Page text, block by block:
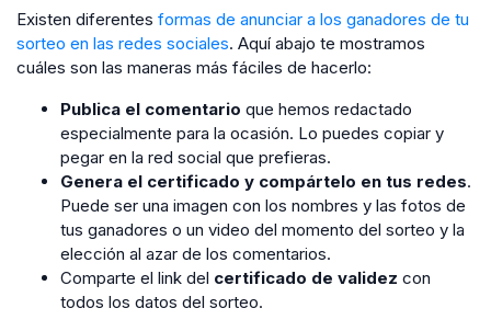
Existen diferentes formas de anunciar a los ganadores de tu
sorteo en las redes sociales. Aquí abajo te mostramos
cuáles son las maneras más fáciles de hacerlo:
Publica el comentario que hemos redactado
especialmente para la ocasión. Lo puedes copiar y
pegar en la red social que prefieras.
Genera el certificado y compártelo en tus redes.
Puede ser una imagen con los nombres y las fotos de
tus ganadores o un video del momento del sorteo y la
elección al azar de los comentarios.
Comparte el link del certificado de validez con
todos los datos del sorteo.